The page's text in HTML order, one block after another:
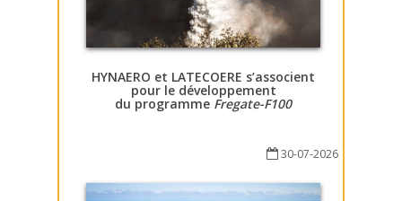
HYNAERO et LATECOERE s’associent
pour le développement
du programme Fregate-F100
30-07-2026